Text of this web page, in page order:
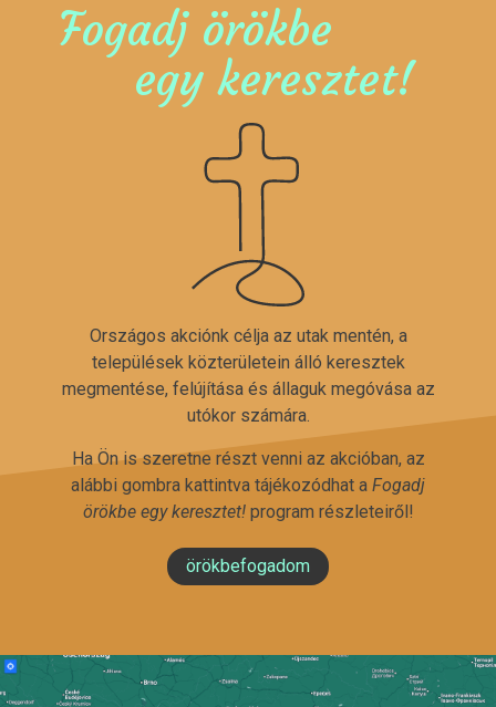
Fogadj örökbe
egy keresztet!
Országos akciónk célja az utak mentén, a
települések közterületein álló keresztek
megmentése, felújítása és állaguk megóvása az
utókor számára.
Ha Ön is szeretne részt venni az akcióban, az
alábbi gombra kattintva tájékozódhat a Fogadj
örökbe egy keresztet!program részleteiről!
örökbefogadom